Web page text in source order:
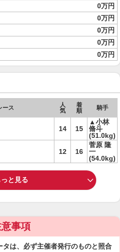
0万円
0万円
0万円
0万円
0万円
ース
人
気
着
順
騎手
14 15
▲小林
脩斗
(51.0kg)
12 16
菅原 隆
一
(54.0kg)
っと見る
事項
は、必ず主催者発行のものと照合